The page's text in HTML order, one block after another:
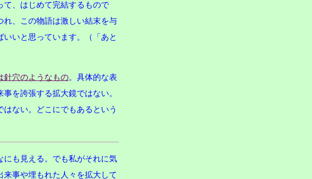
て、はじめて完結するもので
れ、この物語は激しい結末を与
いと思っています。（「あと
針穴のようなもの。具体的な表
を誇張する拡大鏡ではない。
ない。どこにでもあるという
にも見える。でも私がそれに気
事や埋もれた人々を拡大して